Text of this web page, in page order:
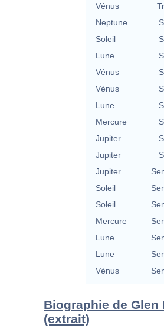
Vénus
Neptune
Soleil
Lune
Vénus
Vénus
Lune
Mercure
Jupiter
Jupiter
Jupiter
Soleil
Soleil
Mercure
Lune
Lune
Vénus
Biographie de
(extrait)